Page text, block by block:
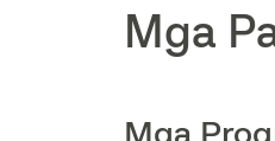
Mga
Mga